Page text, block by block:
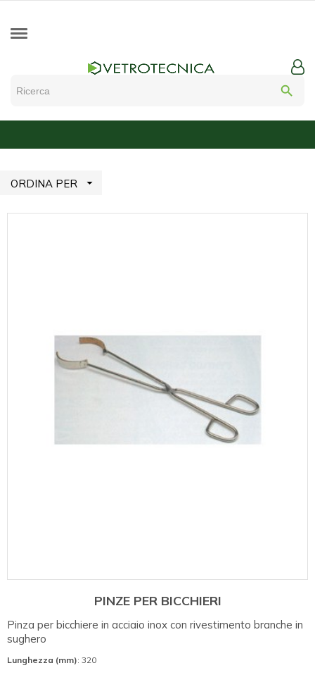
search
ORDINA PER 
PINZE PER BICCHIERI
Pinza per bicchiere in acciaio inox con rivestimento branche in
sughero
Lunghezza (mm): 320